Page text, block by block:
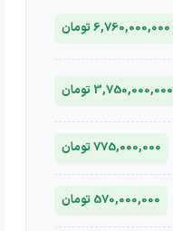
6,760,000,000 تومان
3,750,000,000 تومان
775,000,000 تومان
570,000,000 تومان